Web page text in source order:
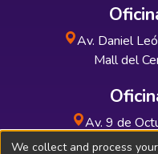
Av. Daniel
Mall del
Av. 9 de
We collect and process